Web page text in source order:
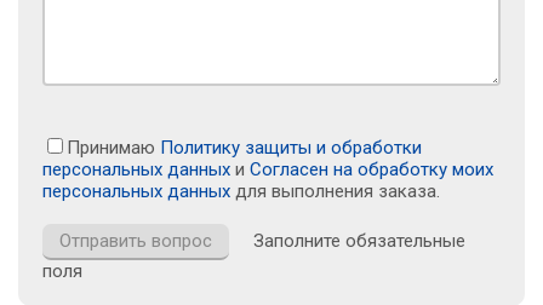
Принимаю Политику защиты и обработки
персональных данных и Согласен на обработку моих
персональных данных для выполнения заказа.
Заполните обязательные
поля